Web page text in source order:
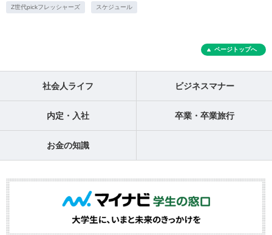
Z世代pickフレッシャーズ スケジュール
ページトップへ
社会人ライフ ビジネスマナー
内定・入社 卒業・卒業旅行
お金の知識